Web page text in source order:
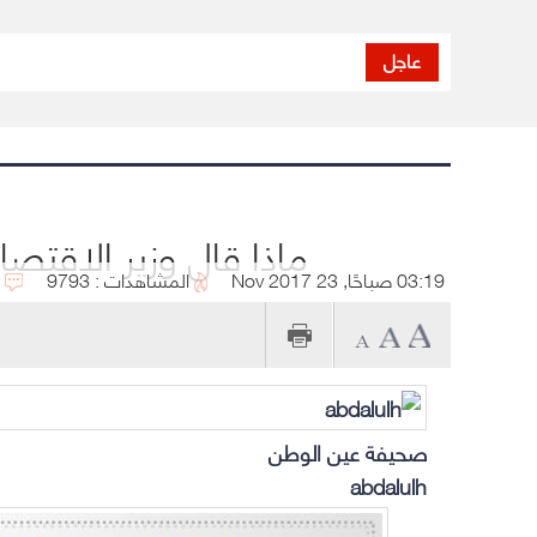
عاجل
ماذا قال وزير 03:19 صباحًا, 23 Nov 2017 المشاهدات : 9793
صحيفة عين الوطن
abdalulh